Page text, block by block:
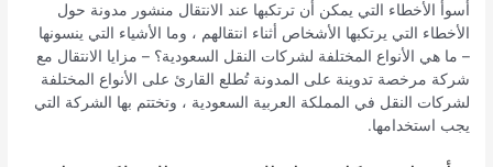
أسوأ الأخطاء التي يمكن أن ترتكبها عند الانتقال منشور مدونة حول
الأخطاء التي يرتكبها الأشخاص أثناء انتقالهم ، وما الأشياء التي ينسونها
– ما هي الأنواع المختلفة لشركات النقل السعودية؟ – مزايا الانتقال مع
شركة مرخصة تدوينة على المدونة تُطلع القارئ على الأنواع المختلفة
لشركات النقل في المملكة العربية السعودية ، وتختتم بها الشركة التي
يجب استخدامها.